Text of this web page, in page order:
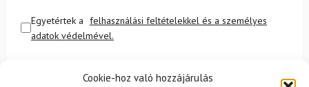
Cookie-hoz való hozzájárulás
Egyetértek a felhasználási feltételekkel és a személyes
adatok védelmével.